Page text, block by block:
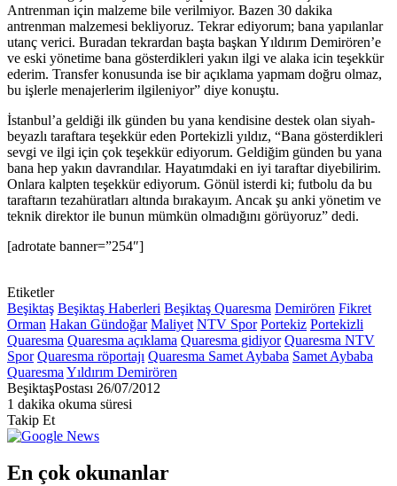
Antrenman için malzeme bile verilmiyor. Bazen 30 dakika
antrenman malzemesi bekliyoruz. Tekrar ediyorum; bana yapılanlar
utanç verici. Buradan tekrardan başta başkan Yıldırım Demirören’e
ve eski yönetime bana gösterdikleri yakın ilgi ve alaka icin teşekkür
ederim. Transfer konusunda ise bir açıklama yapmam doğru olmaz,
bu işlerle menajerlerim ilgileniyor” diye konuştu.
İstanbul’a geldiği ilk günden bu yana kendisine destek olan siyah-
beyazlı taraftara teşekkür eden Portekizli yıldız, “Bana gösterdikleri
sevgi ve ilgi için çok teşekkür ediyorum. Geldiğim günden bu yana
bana hep yakın davrandılar. Hayatımdaki en iyi taraftar diyebilirim.
Onlara kalpten teşekkür ediyorum. Gönül isterdi ki; futbolu da bu
taraftarın tezahüratları altında bırakayım. Ancak şu anki yönetim ve
teknik direktor ile bunun mümkün olmadığını görüyoruz” dedi.
[adrotate banner=”254″]
Etiketler
Beşiktaş Beşiktaş Haberleri Beşiktaş Quaresma Demirören Fikret
Orman Hakan Gündoğar Maliyet NTV Spor Portekiz Portekizli
Quaresma Quaresma açıklama Quaresma gidiyor Quaresma NTV
Spor Quaresma röportajı Quaresma Samet Aybaba Samet Aybaba
Quaresma Yıldırım Demirören
BeşiktaşPostası Bir
e-
göndermek
26/07/2012
1 dakika okuma süresi
Takip Et
En çok okunanlar